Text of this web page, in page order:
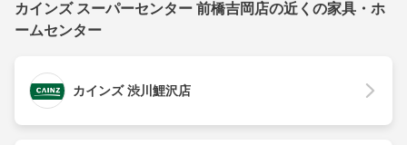
カインズ スーパーセンター 前橋吉岡店の近くの家具・ホ
ームセンター
カインズ 渋川鯉沢店